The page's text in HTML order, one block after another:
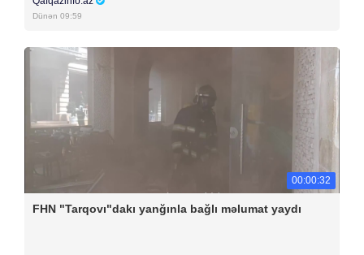
Dünən 09:59
00:00:32
FHN "Tarqovı"dakı yanğınla bağlı məlumat yaydı